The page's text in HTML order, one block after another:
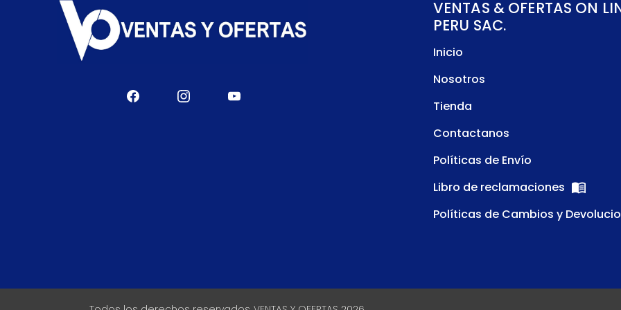
VENTAS & OFERTAS ON
PERU SAC.
Inicio
Nosotros
Tienda
Contactanos
Políticas de Envío
Libro de reclamaciones
Políticas de Cambios y